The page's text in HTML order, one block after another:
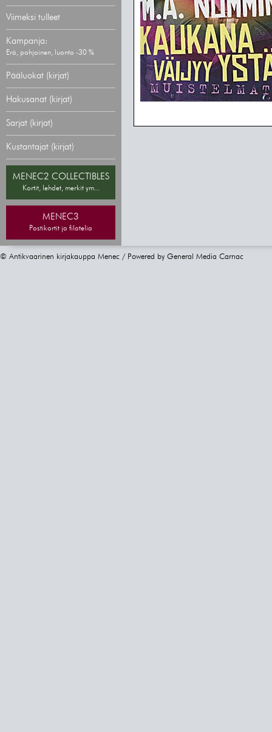
Viimeksi tulleet
Kampanja:
Erä, pohjoinen, luonto -30 %
Pääluokat (kirjat)
Hakusanat (kirjat)
Sarjat (kirjat)
Kustantajat (kirjat)
MENEC2 COLLECTIBLES
Kortit, lehdet, merkit ym...
MENEC3
Postikortit ja filatelia
© Antikvaarinen kirjakauppa Menec / Powered by General Media Carnac